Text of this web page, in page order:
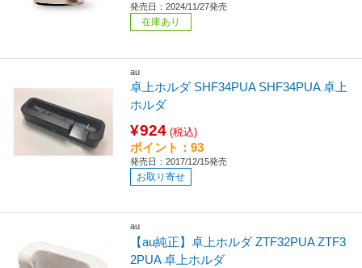
発売日：2024/11/27発売
在庫あり
au
卓上ホルダ SHF34PUA SHF34PUA 卓上
ホルダ
¥924 (税込)
ポイント：93
発売日：2017/12/15発売
お取り寄せ
au
【au純正】卓上ホルダ ZTF32PUA ZTF3
2PUA 卓上ホルダ